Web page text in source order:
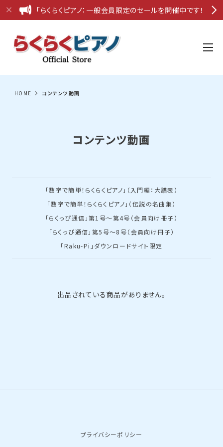
「らくらくピアノ：一般会員限定のセールを開催中です！
HOME コンテンツ動画
コンテンツ動画
「数字で簡単！らくらくピアノ」（入門編：大譜表）
「数字で簡単！らくらくピアノ」（伝説の名曲集）
「らくっぴ通信」第1号～第4号（会員向け冊子）
「らくっぴ通信」第5号～8号（会員向け冊子）
「Raku-Pi」ダウンロードサイト限定
出品されている商品がありません。
プライバシーポリシー